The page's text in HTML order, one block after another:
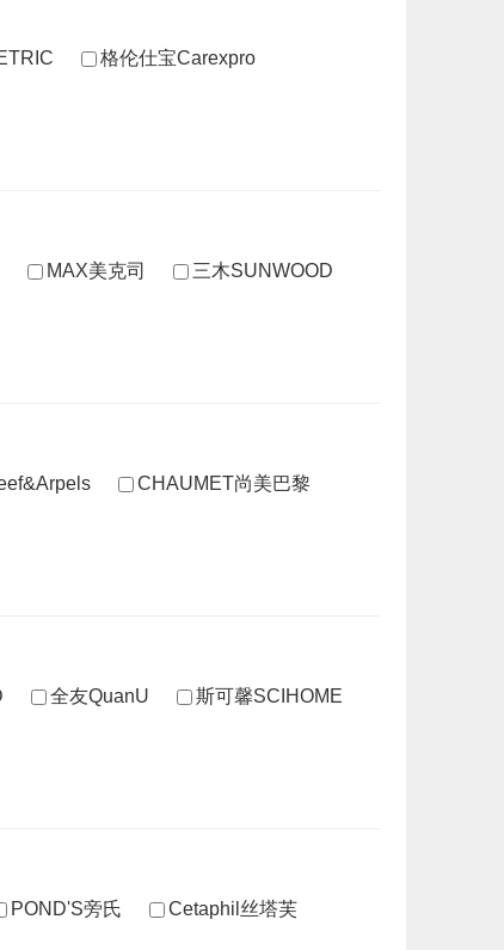
格伦仕宝Carexpro
MAX美克司
三木SUNWOOD
CHAUMET尚美巴黎
全友QuanU
斯可馨SCIHOME
POND'S旁氏
Cetaphil丝塔芙